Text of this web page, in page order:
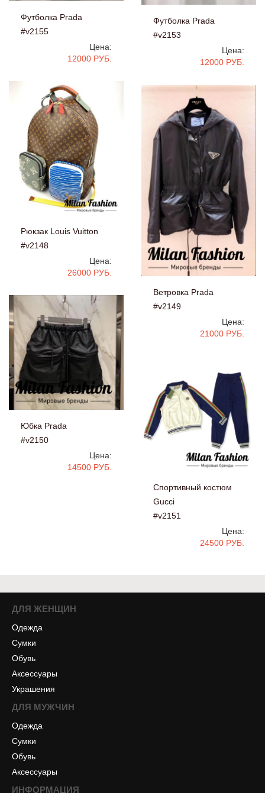
Футболка Prada
#v2155
Цена:
12000 РУБ.
Футболка Prada
#v2153
Цена:
12000 РУБ.
Рюкзак Louis Vuitton
#v2148
Цена:
26000 РУБ.
Ветровка Prada
#v2149
Цена:
21000 РУБ.
Юбка Prada
#v2150
Цена:
14500 РУБ.
Спортивный костюм
Gucci
#v2151
Цена:
24500 РУБ.
ДЛЯ ЖЕНЩИН
Одежда
Сумки
Обувь
Аксессуары
Украшения
ДЛЯ МУЖЧИН
Одежда
Сумки
Обувь
Аксессуары
ИНФОРМАЦИЯ